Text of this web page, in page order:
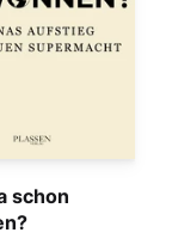
schon